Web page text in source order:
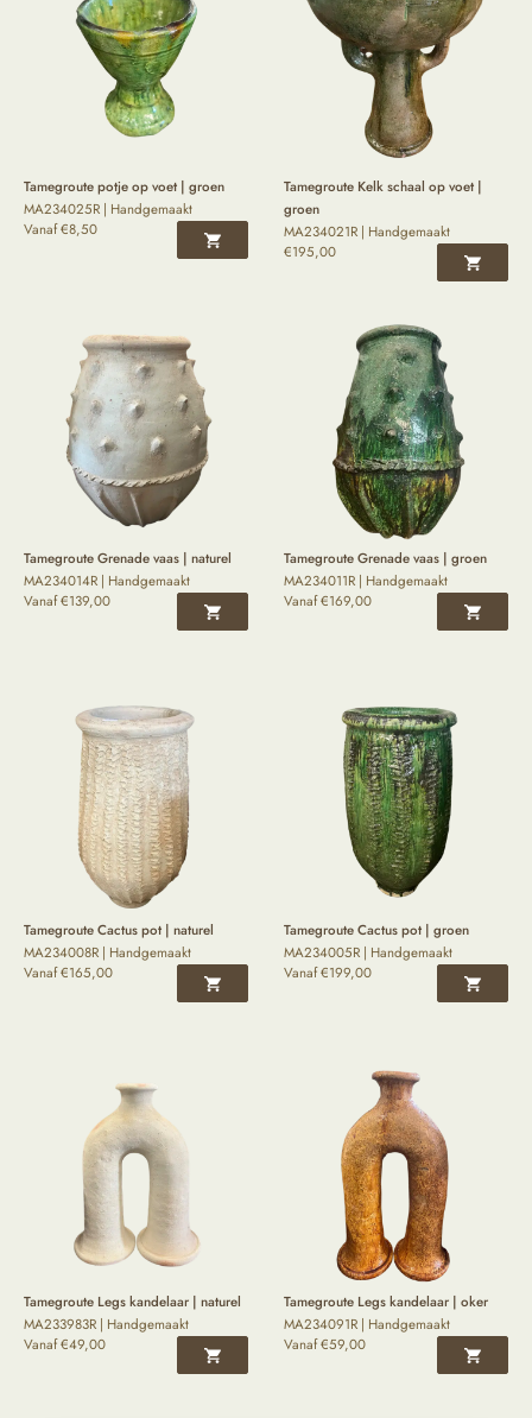
Tamegroute potje op voet | groen
MA234025R | Handgemaakt
Vanaf€8,50
Tamegroute Kelk schaal op voet |
groen
MA234021R | Handgemaakt
€195,00
Tamegroute Grenade vaas | naturel
MA234014R | Handgemaakt
Vanaf€139,00
Tamegroute Grenade vaas | groen
MA234011R | Handgemaakt
Vanaf€169,00
Tamegroute Cactus pot | naturel
MA234008R | Handgemaakt
Vanaf€165,00
Tamegroute Cactus pot | groen
MA234005R | Handgemaakt
Vanaf€199,00
Tamegroute Legs kandelaar | naturel
MA233983R | Handgemaakt
Vanaf€49,00
Tamegroute Legs kandelaar | oker
MA234091R | Handgemaakt
Vanaf€59,00